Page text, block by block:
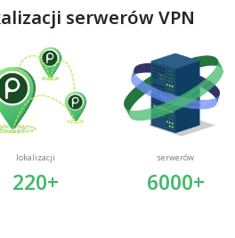
serwerów VPN
lokalizacji
220+
serwerów
6000+